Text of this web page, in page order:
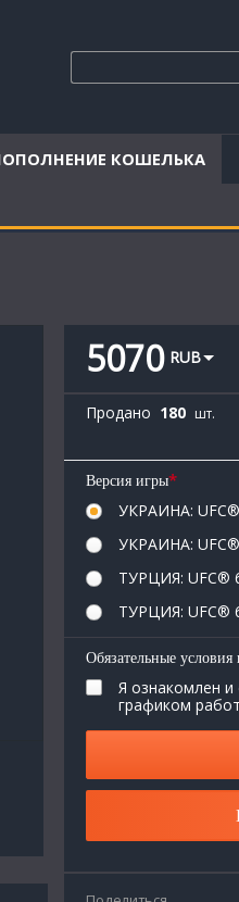
КОШЕЛЬКА
5070 RUB
Продано 180 шт.
Версия игры*
УКРАИНА: UFC®
УКРАИНА:
ТУРЦИЯ: UFC®
ТУРЦИЯ: UFC®
Обязательные условия
Я ознакомлен и
графиком